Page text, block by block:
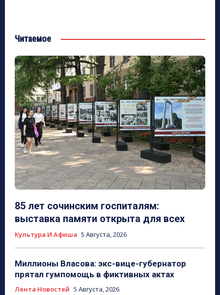
Читаемое
85 лет сочинским госпиталям:
выставка памяти открыта для всех
Культура И Афиша 5 Августа, 2026
Миллионы Власова: экс-вице-губернатор
прятал гумпомощь в фиктивных актах
Лента Новостей 5 Августа, 2026